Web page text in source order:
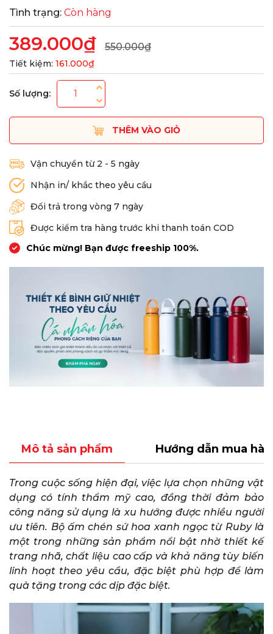
Tình trạng: Còn hàng
389.000₫ 550.000₫
Tiết kiệm: 161.000₫
Số lượng:
THÊM VÀO GIỎ
Vận chuyển từ 2 - 5 ngày
Nhận in/ khắc theo yêu cầu
Đổi trả trong vòng 7 ngày
Được kiểm tra hàng trước khi thanh toán COD
Chúc mừng! Bạn được freeship 100%.
Mô tả sản phẩm Hướng dẫn mua
Trong cuộc sống hiện đại, việc lựa chọn những vật
dụng có tính thẩm mỹ cao, đồng thời đảm bảo
công năng sử dụng là xu hướng được nhiều người
ưu tiên. Bộ ấm chén sứ hoa xanh ngọc từ Ruby là
một trong những sản phẩm nổi bật nhờ thiết kế
trang nhã, chất liệu cao cấp và khả năng tùy biến
linh hoạt theo yêu cầu, đặc biệt phù hợp để làm
quà tặng trong các dịp đặc biệt.